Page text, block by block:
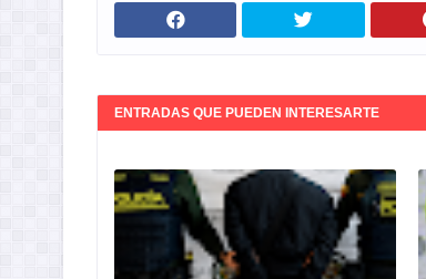
ENTRADAS QUE PUEDEN INTERESARTE